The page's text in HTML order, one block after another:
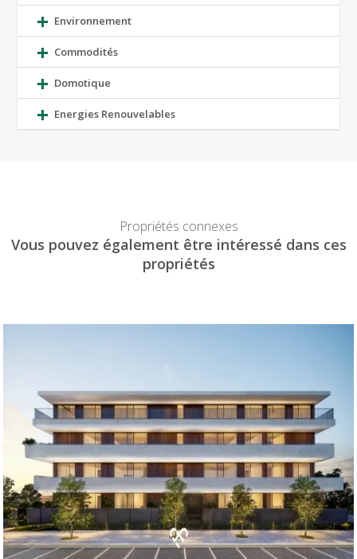
Environnement
Commodités
Domotique
Energies Renouvelables
Propriétés connexes
Vous pouvez également être intéressé dans ces
propriétés